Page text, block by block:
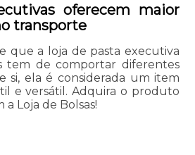
oferecem maior
transporte
que a loja de pasta executiva
tem de comportar diferentes
si, ela é considerada um item
e versátil. Adquira o produto
Loja de Bolsas!